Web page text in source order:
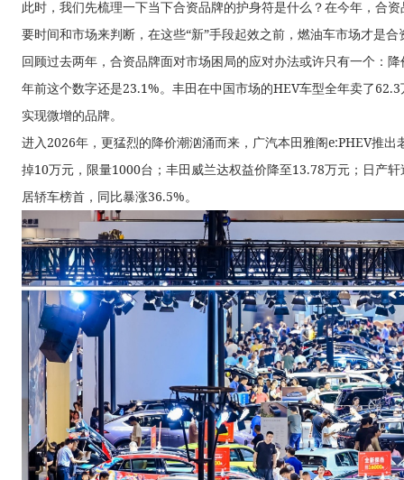
此时，我们先梳理一下当下合资品牌的护身符是什么？在今年，合
要时间和市场来判断，在这些“新”手段起效之前，燃油车市场才是
回顾过去两年，合资品牌面对市场困局的应对办法或许只有一个：
年前这个数字还是23.1%。丰田在中国市场的HEV车型全年卖了
实现微增的品牌。
进入2026年，更猛烈的降价潮汹涌而来，广汽本田雅阁e:PHEV推
掉10万元，限量1000台；丰田威兰达权益价降至13.78万元；日产
居轿车榜首，同比暴涨36.5%。